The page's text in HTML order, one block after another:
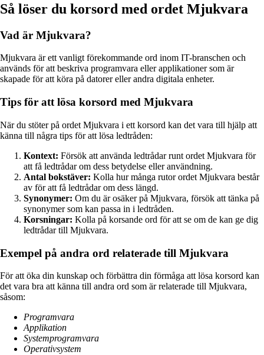
Så löser du korsord med ordet Mjukvara
Vad är Mjukvara?
Mjukvara är ett vanligt förekommande ord inom IT-branschen och
används för att beskriva programvara eller applikationer som är
skapade för att köra på datorer eller andra digitala enheter.
Tips för att lösa korsord med Mjukvara
När du stöter på ordet Mjukvara i ett korsord kan det vara till hjälp att
känna till några tips för att lösa ledtråden:
Kontext: Försök att använda ledtrådar runt ordet Mjukvara för
att få ledtrådar om dess betydelse eller användning.
Antal bokstäver: Kolla hur många rutor ordet Mjukvara består
av för att få ledtrådar om dess längd.
Synonymer: Om du är osäker på Mjukvara, försök att tänka på
synonymer som kan passa in i ledtråden.
Korsningar: Kolla på korsande ord för att se om de kan ge dig
ledtrådar till Mjukvara.
Exempel på andra ord relaterade till Mjukvara
För att öka din kunskap och förbättra din förmåga att lösa korsord kan
det vara bra att känna till andra ord som är relaterade till Mjukvara,
såsom:
Programvara
Applikation
Systemprogramvara
Operativsystem